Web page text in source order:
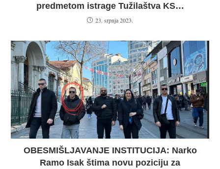
predmetom istrage Tužilaštva KS…
23. srpnja 2023.
OBESMIŠLJAVANJE INSTITUCIJA: Narko
Ramo Isak štima novu poziciju za